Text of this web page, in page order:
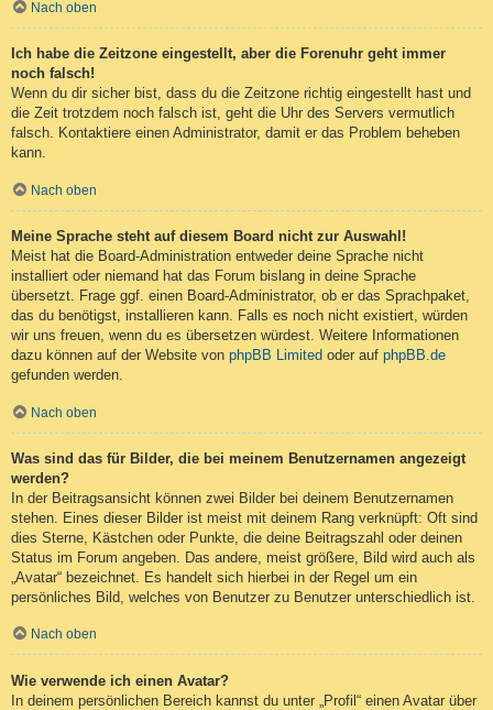
Nach oben
Ich habe die Zeitzone eingestellt, aber die Forenuhr geht immer
noch falsch!
Wenn du dir sicher bist, dass du die Zeitzone richtig eingestellt hast und
die Zeit trotzdem noch falsch ist, geht die Uhr des Servers vermutlich
falsch. Kontaktiere einen Administrator, damit er das Problem beheben
kann.
Nach oben
Meine Sprache steht auf diesem Board nicht zur Auswahl!
Meist hat die Board-Administration entweder deine Sprache nicht
installiert oder niemand hat das Forum bislang in deine Sprache
übersetzt. Frage ggf. einen Board-Administrator, ob er das Sprachpaket,
das du benötigst, installieren kann. Falls es noch nicht existiert, würden
wir uns freuen, wenn du es übersetzen würdest. Weitere Informationen
dazu können auf der Website von phpBB Limited oder auf phpBB.de
gefunden werden.
Nach oben
Was sind das für Bilder, die bei meinem Benutzernamen angezeigt
werden?
In der Beitragsansicht können zwei Bilder bei deinem Benutzernamen
stehen. Eines dieser Bilder ist meist mit deinem Rang verknüpft: Oft sind
dies Sterne, Kästchen oder Punkte, die deine Beitragszahl oder deinen
Status im Forum angeben. Das andere, meist größere, Bild wird auch als
„Avatar“ bezeichnet. Es handelt sich hierbei in der Regel um ein
persönliches Bild, welches von Benutzer zu Benutzer unterschiedlich ist.
Nach oben
Wie verwende ich einen Avatar?
In deinem persönlichen Bereich kannst du unter „Profil“ einen Avatar über